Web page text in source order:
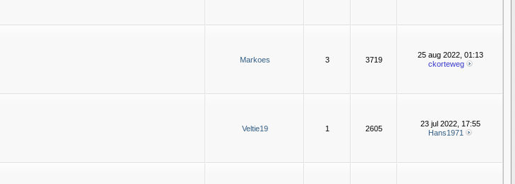
Markoes 3 3719
25 aug 2022, 01:13
ckorteweg
Veltie19 1 2605
23 jul 2022, 17:55
Hans1971